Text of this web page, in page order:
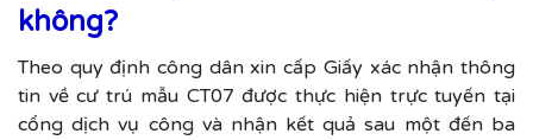
không?
Theo quy định công dân xin cấp Giấy xác nhận thông
tin về cư trú mẫu CT07 được thực hiện trực tuyến tại
cổng dịch vụ công và nhận kết quả sau một đến ba